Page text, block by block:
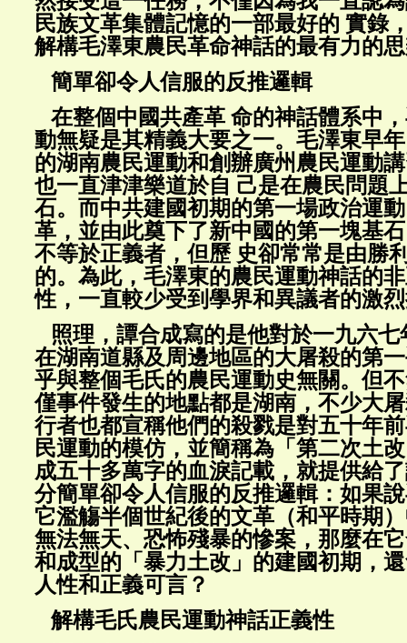
民族文革集體記憶的一部最好的 實錄
解構毛澤東農民革命神話的最有力的
簡單卻令人信服的反推邏輯
在整個中國共產革 命的神話體系中
動無疑是其精義大要之一。毛澤東早
的湖南農民運動和創辦廣州農民運動
也一直津津樂道於自 己是在農民問題
石。而中共建國初期的第一場政治運
革，並由此奠下了新中國的第一塊基
不等於正義者，但歷 史卻常常是由勝
的。為此，毛澤東的農民運動神話的
性，一直較少受到學界和異議者的激
照理，譚合成寫的是他對於一九六七
在湖南道縣及周邊地區的大屠殺的第
乎與整個毛氏的農民運動史無關。但
僅事件發生的地點都是湖南，不少大
行者也都宣稱他們的殺戮是對五十年
民運動的模仿，並簡稱為「第二次土
成五十多萬字的血淚記載，就提供給
分簡單卻令人信服的反推邏輯：如果
它濫觴半個世紀後的文革（和平時期
無法無天、恐怖殘暴的慘案，那麼在
和成型的「暴力土改」的建國初期，
人性和正義可言？
解構毛氏農民運動神話正義性